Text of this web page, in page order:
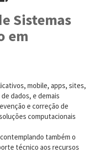
Sistemas
em
mobile, apps, sites,
dados, e demais
e correção de
computacionais
também o
técnico aos recursos